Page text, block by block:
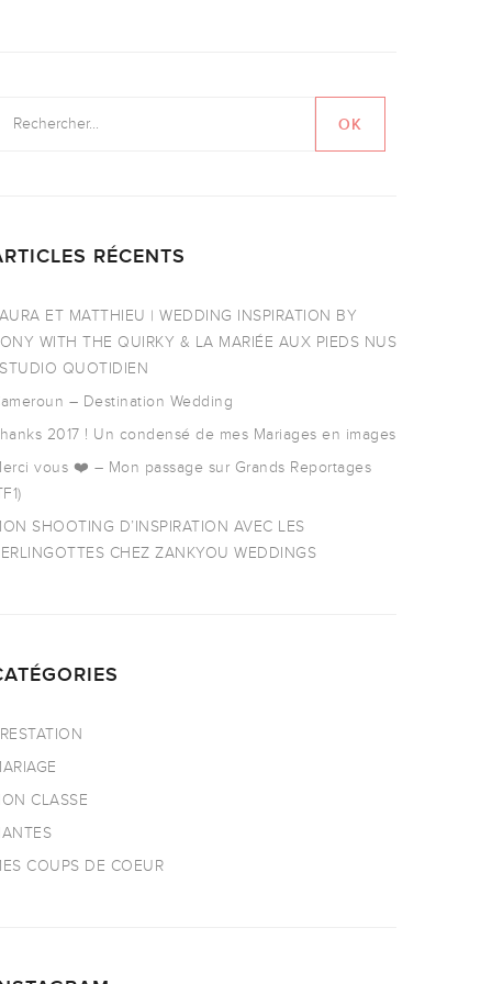
RÉCENTS
ET MATTHIEU | WEDDING INSPIRATION BY
WITH THE QUIRKY & LA MARIÉE AUX PIEDS NUS
QUOTIDIEN
– Destination Wedding
2017 ! Un condensé de mes Mariages en images
vous ❤️ – Mon passage sur Grands Reportages
SHOOTING D’INSPIRATION AVEC LES
CHEZ ZANKYOU WEDDINGS
CLASSE
COUPS DE COEUR